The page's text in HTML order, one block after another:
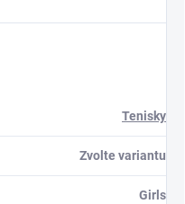
Tenisky
Zvolte variantu
Girls